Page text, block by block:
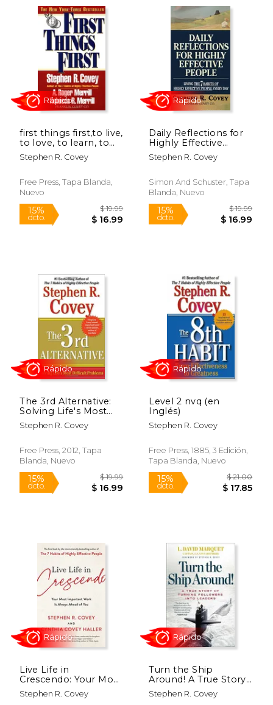
15%
dcto. $ 15.26
15%
dcto. $
first things first,to live,
to love, to learn, to
leave a legacy (en
Inglés)
Stephen R. Covey
Free Press, Tapa Blanda,
Nuevo
15%
dcto.
$ 19.99
$ 16.99
Rápido
Daily Reflections for
Highly Effective
People: Living the 7
Habits of Highly
Every Day (en Inglés)
Stephen R. Covey
Simon And Schuster, Tapa
Blanda, Nuevo
15%
dcto. $
Rápido
The 3rd Alternative:
Solving Life's Most
Difficult Problems
(en Inglés)
Stephen R. Covey
Free Press, 2012, Tapa
Blanda, Nuevo
Rápido
Level 2 nvq (en
Inglés)
Stephen R. Covey
Free Press, 1885, 3 Edición,
Tapa Blanda, Nuevo
Rápido
Live Life in
Crescendo: Your Most
Important Work is
Always Ahead of you
Stephen R. Covey
Turn the Ship
Around! A True Story
of Turning Followers
Into Leaders (en
Stephen R. Covey